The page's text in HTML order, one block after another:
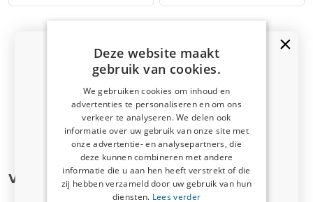
1 2
Pagina 1 van 2
Navigeer naar boven
Veelgestelde vragen
Kortingscode van 5% ontvangen?
Vertel ons waar u voor winkelt om uw korting te
ontvangen. Ik winkel voor mijn:
Auto
Deze website maakt
gebruik van cookies.
We gebruiken cookies om inhoud en
advertenties te personaliseren en om ons
verkeer te analyseren. We delen ook
informatie over uw gebruik van onze site met
onze advertentie- en analysepartners, die
deze kunnen combineren met andere
informatie die u aan hen heeft verstrekt of die
zij hebben verzameld door uw gebruik van hun
diensten. Lees verder